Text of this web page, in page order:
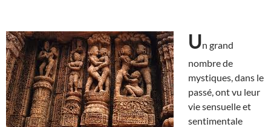
Un grand
nombre de
mystiques, dans le
passé, ont vu leur
vie sensuelle et
sentimentale